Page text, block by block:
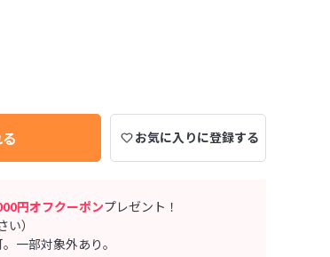
お気に入りに登録する
円オフクーポンプレゼント！
）
一部対象外あり。